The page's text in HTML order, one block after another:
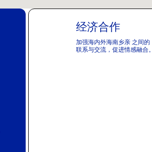
经济合作
加强海内外海南乡亲 之间的
联系与交流，促进情感融合。